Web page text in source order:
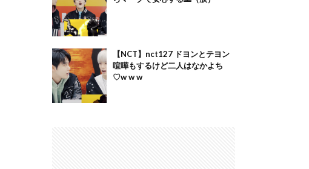
【NCT】nct127 ドヨンとテヨン
喧嘩もするけど二人はなかよち
♡w w w